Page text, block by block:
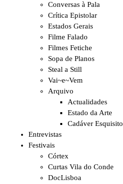
Conversas à Pala
Crítica Epistolar
Estados Gerais
Filme Falado
Filmes Fetiche
Sopa de Planos
Steal a Still
Vai~e~Vem
Arquivo
Actualidades
Estado da Arte
Cadáver Esquisito
Entrevistas
Festivais
Córtex
Curtas Vila do Conde
DocLisboa